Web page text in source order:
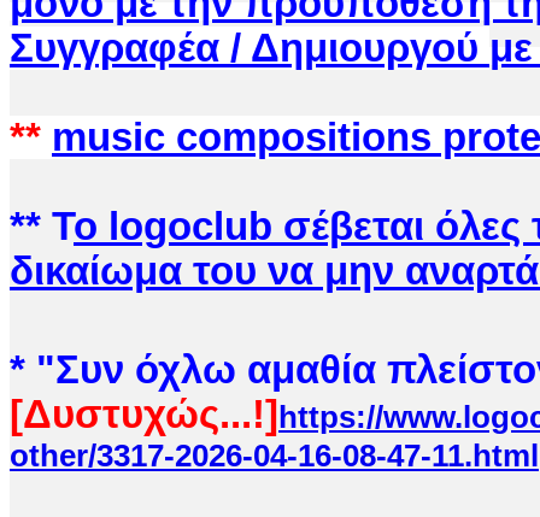
Συγγραφέα / Δημιουργού
** music compositions
** Το logoclub σέβεται όλες
δικαίωμα του να μην
* "Συν όχλω αμαθία
[Δυστυχώς...!] https://
other/3317-2026-04-16-08-47-11.html